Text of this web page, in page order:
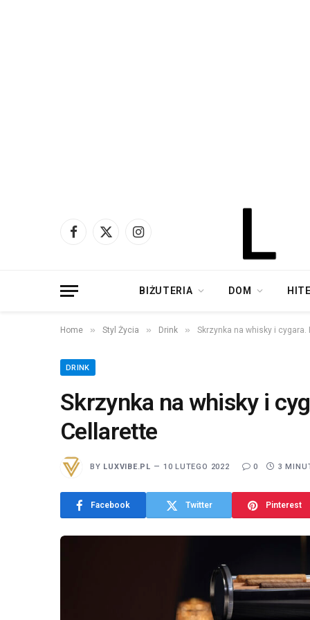
Facebook
X
Instagram
BIŻUTERIA DOM
Home » Styl Życia » Drink » Skrzynka na whisky i
DRINK
Skrzynka na whisky i
Cellarette
BY LUXVIBE.PL 10 LUTEGO 2022 0 3
Facebook Twitter Pinterest